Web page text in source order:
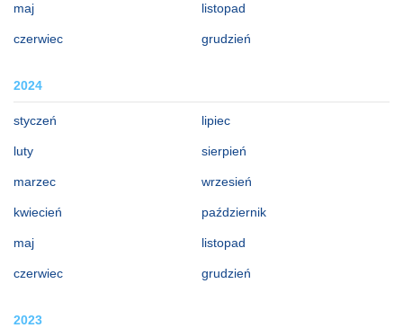
maj
czerwiec
listopad
grudzień
2024
styczeń
luty
marzec
kwiecień
maj
czerwiec
lipiec
sierpień
wrzesień
październik
listopad
grudzień
2023